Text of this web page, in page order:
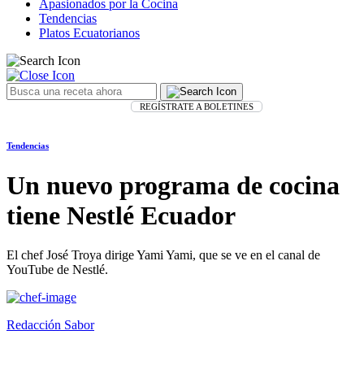
Apasionados por la Cocina
Tendencias
Platos Ecuatorianos
REGÍSTRATE A BOLETINES
Tendencias
Un nuevo programa de cocina
tiene Nestlé Ecuador
El chef José Troya dirige Yami Yami, que se ve en el canal de
YouTube de Nestlé.
Redacción Sabor